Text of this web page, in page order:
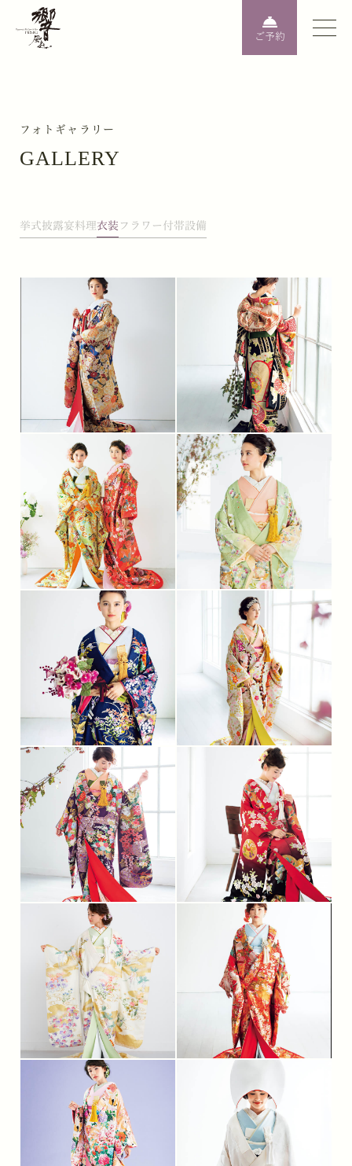
ご予約
フォトギャラリー
GALLERY
挙式披露宴料理衣装 フラワー 付帯設備